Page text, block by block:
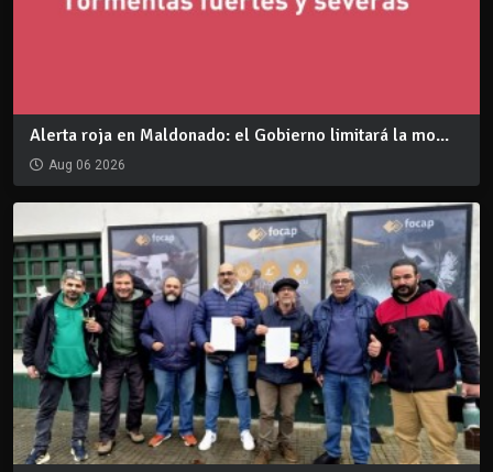
Alerta roja en Maldonado: el Gobierno limitará la mo...
Aug 06 2026